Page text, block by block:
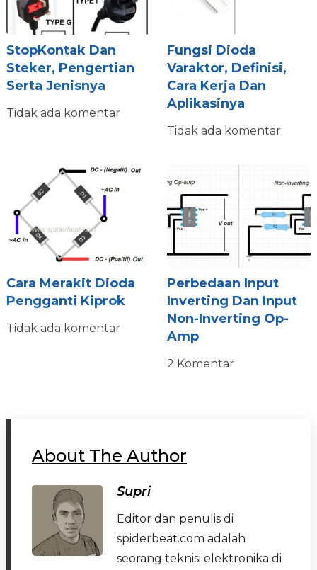
StopKontak Dan
Steker, Pengertian
Serta Jenisnya
Tidak ada komentar
Fungsi Dioda
Varaktor, Definisi,
Cara Kerja Dan
Aplikasinya
Tidak ada komentar
Cara Merakit Dioda
Pengganti Kiprok
Tidak ada komentar
Perbedaan Input
Inverting Dan Input
Non-Inverting Op-
Amp
2 Komentar
About The Author
Supri
Editor dan penulis di
spiderbeat.com adalah
seorang teknisi elektronika di